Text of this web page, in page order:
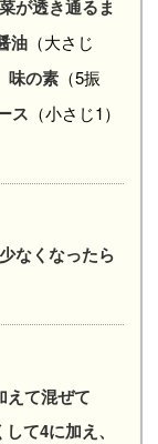
が透き通るま
油 （大さじ
味の素 （5振
ス （小さじ1）
なくなったら
えて混ぜて
て4に加え、